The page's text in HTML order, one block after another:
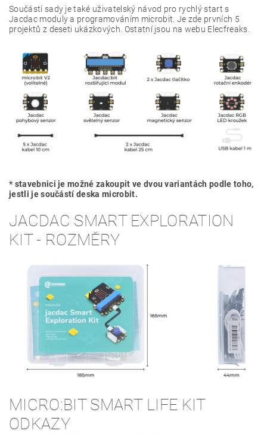
Součástí sady je také uživatelský návod pro rychlý start s
Jacdac moduly a programováním microbit. Je zde prvních 5
projektů z deseti ukázkových. Ostatní jsou na webu Elecfreaks.
* stavebnici je možné zakoupit ve dvou variantách podle toho,
jestli je součástí deska microbit.
JACDAC SMART EXPLORATION
KIT - ROZMĚRY
MICRO:BIT SMART LIFE KIT
ODKAZY